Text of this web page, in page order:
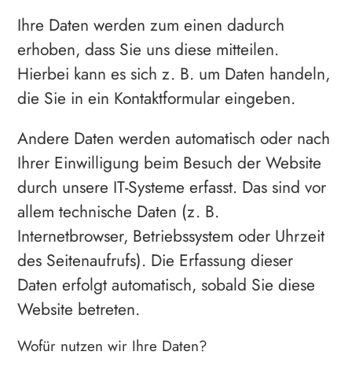
Ihre Daten werden zum einen dadurch
erhoben, dass Sie uns diese mitteilen.
Hierbei kann es sich z. B. um Daten handeln,
die Sie in ein Kontaktformular eingeben.
Andere Daten werden automatisch oder nach
Ihrer Einwilligung beim Besuch der Website
durch unsere IT-Systeme erfasst. Das sind vor
allem technische Daten (z. B.
Internetbrowser, Betriebssystem oder Uhrzeit
des Seitenaufrufs). Die Erfassung dieser
Daten erfolgt automatisch, sobald Sie diese
Website betreten.
Wofür nutzen wir Ihre Daten?